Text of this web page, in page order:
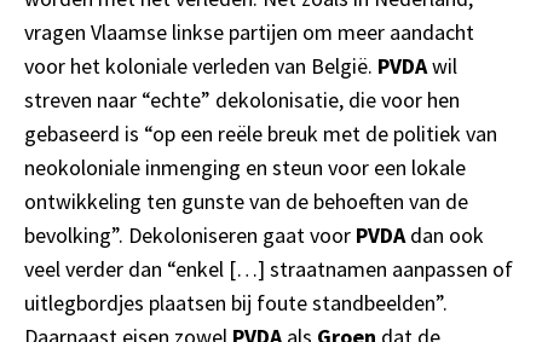
vragen Vlaamse linkse partijen om meer aandacht
voor het koloniale verleden van België. PVDAwil
streven naar “echte” dekolonisatie, die voor hen
gebaseerd is “op een reële breuk met de politiek van
neokoloniale inmenging en steun voor een lokale
ontwikkeling ten gunste van de behoeften van de
bevolking”. Dekoloniseren gaat voor PVDAdan ook
veel verder dan “enkel […] straatnamen aanpassen of
uitlegbordjes plaatsen bij foute standbeelden”.